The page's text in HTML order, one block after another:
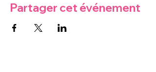
Partager cet événement